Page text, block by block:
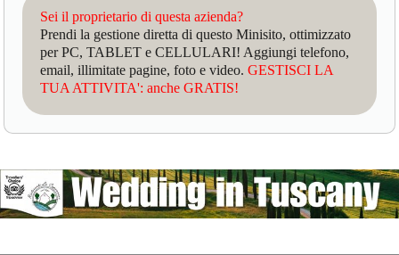
Sei il proprietario di questa azienda?
Prendi la gestione diretta di questo Minisito, ottimizzato
per PC, TABLET e CELLULARI! Aggiungi telefono,
email, illimitate pagine, foto e video.GESTISCI LA
TUA ATTIVITA': anche GRATIS!